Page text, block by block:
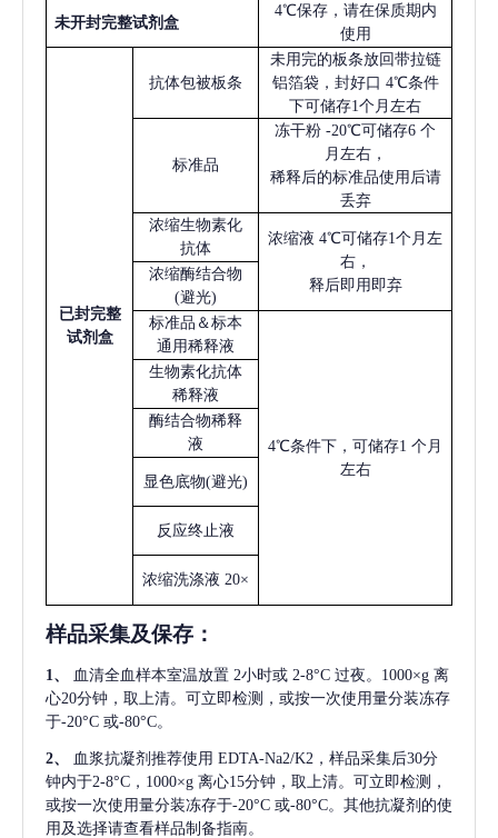
未开封完整试剂盒
4℃保存，请在保质期内
使用
已封完整
试剂盒
抗体包被板条
未用完的板条放回带拉链
铝箔袋，封好口 4℃条件
下可储存1个月左右
标准品
冻干粉 -20℃可储存6 个
月左右，
稀释后的标准品使用后请
丢弃
浓缩生物素化
抗体
浓缩液 4℃可储存1个月左
右，
释后即用即弃
浓缩酶结合物
(避光)
标准品＆标本
通用稀释液
4℃条件下，可储存1 个月
左右
生物素化抗体
稀释液
酶结合物稀释
液
显色底物(避光)
反应终止液
浓缩洗涤液 20×
样品采集及保存 ：
1、 血清全血样本室温放置 2小时或 2-8°C 过夜。1000×g 离
心20分钟，取上清。可立即检测，或按一次使用量分装冻存
于-20°C 或-80°C。
2、 血浆抗凝剂推荐使用 EDTA-Na2/K2，样品采集后30分
钟内于2-8°C，1000×g 离心15分钟，取上清。可立即检测，
或按一次使用量分装冻存于-20°C 或-80°C。其他抗凝剂的使
用及选择请查看样品制备指南。